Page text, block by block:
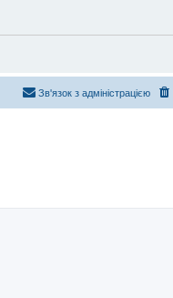
Зв'язок з адміністрацією